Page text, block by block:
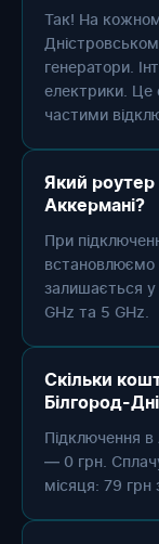
Так! На
генератори.
електрики. Це
частими
Який роутер
Аккермані?
При
встановлюємо
залишається
GHz та 5 GHz.
Скільки
Білгород-
Підключення
— 0 грн.
місяця: 79 грн